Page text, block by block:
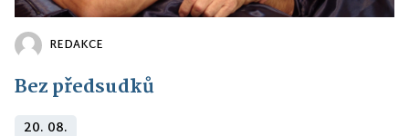
REDAKCE
Bez předsudků
20. 08.